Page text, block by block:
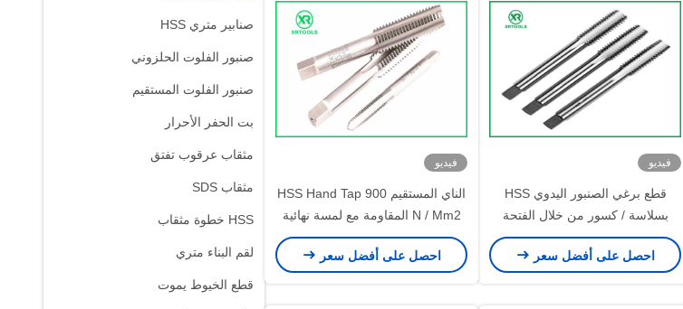
صنابير متري HSS
صنبور الفلوت الحلزوني
صنبور الفلوت المستقيم
بت الحفر الأحرار
مثقاب عرقوب تفتق
مثقاب SDS
HSS خطوة مثقاب
لقم البناء متري
قطع الخيوط يموت
فيديو
قطع برغي الصنبور اليدوي HSS
بسلاسة / كسور من خلال الفتحة
احصل على أفضل سعر
فيديو
الناي المستقيم HSS Hand Tap 900
N / Mm2 المقاومة مع لمسة نهائية
مشرقة
احصل على أفضل سعر